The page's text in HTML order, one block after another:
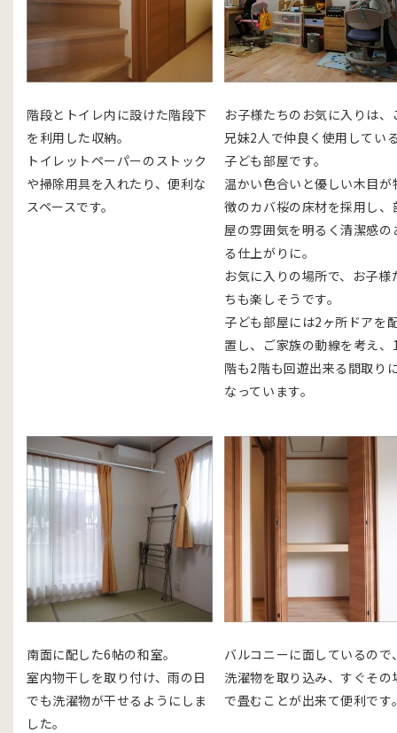
階段とトイレ内に設けた階段下
を利用した収納。
トイレットペーパーのストック
や掃除用具を入れたり、便利な
スペースです。
お子様たちのお気に入りは、
兄妹2人で仲良く使用してい
子ども部屋です。
温かい色合いと優しい木目が
徴のカバ桜の床材を採用し、
屋の雰囲気を明るく清潔感の
る仕上がりに。
お気に入りの場所で、お子様
ちも楽しそうです。
子ども部屋には2ヶ所ドアを
置し、ご家族の動線を考え、
階も2階も回遊出来る間取り
なっています。
南面に配した6帖の和室。
室内物干しを取り付け、雨の日
でも洗濯物が干せるようにしま
した。
バルコニーに面しているので
洗濯物を取り込み、すぐその
で畳むことが出来て便利です